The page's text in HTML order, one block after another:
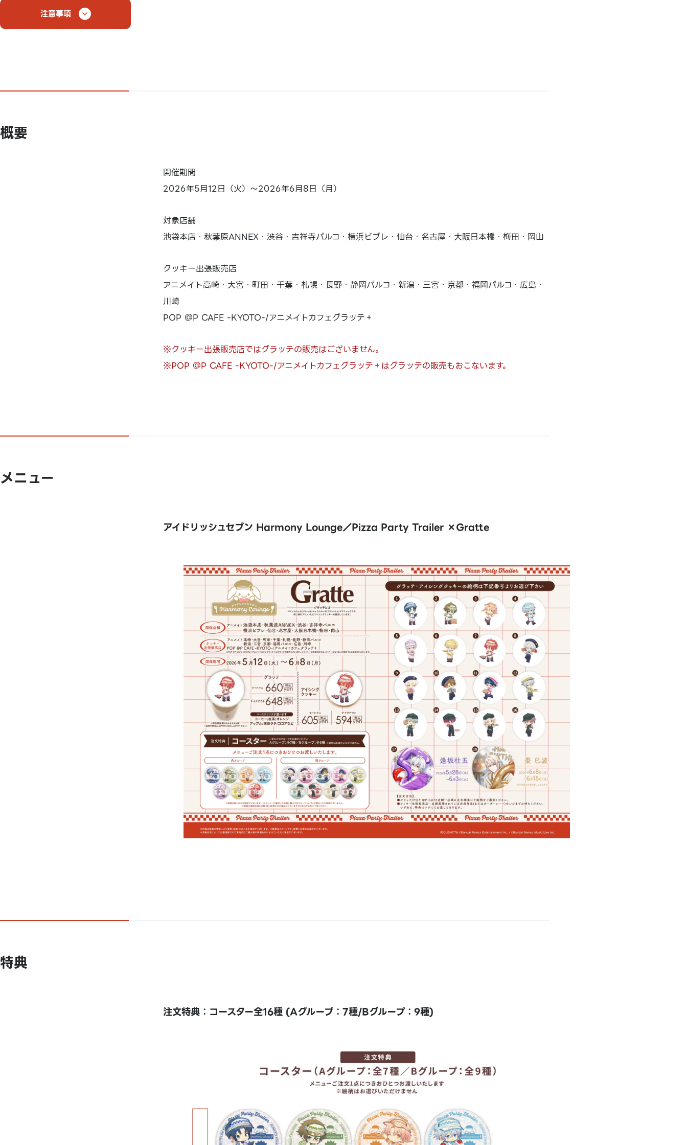
注意事項
概要
開催期間
2026年5月12日（火）～2026年6月8日（月）
対象店舗
池袋本店・秋葉原ANNEX・渋谷・吉祥寺パルコ・横浜ビブレ・仙台・名古屋・大阪日本橋・梅田・岡山
クッキー出張販売店
アニメイト高崎・大宮・町田・千葉・札幌・長野・静岡パルコ・新潟・三宮・京都・福岡パルコ・広島・
川崎
POP ＠P CAFE -KYOTO-/アニメイトカフェグラッテ＋
※クッキー出張販売店ではグラッテの販売はございません。
※POP ＠P CAFE -KYOTO-/アニメイトカフェグラッテ＋はグラッテの販売もおこないます。
メニュー
アイドリッシュセブン Harmony Lounge／Pizza Party Trailer ×Gratte
特典
注文特典：コースター全16種 (Aグループ：7種/Bグループ：9種)